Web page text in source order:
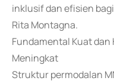
inklusif dan efisien
Rita Montagna.
Fundamental Kuat dan
Meningkat
Struktur permodalan